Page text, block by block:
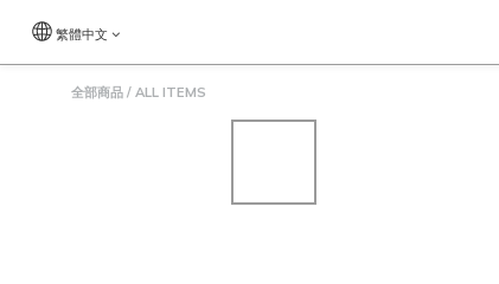
繁體中文
全部商品 / ALL ITEMS